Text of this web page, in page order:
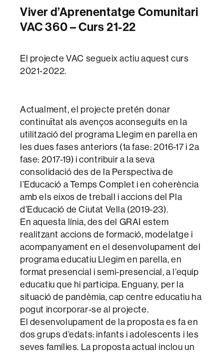
Viver d’Aprenentatge Comunitari
VAC 360 – Curs 21-22
El projecte VAC segueix actiu aquest curs
2021-2022.
Actualment, el projecte pretén donar
continuïtat als avenços aconseguits en la
utilització del programa Llegim en parella en
les dues fases anteriors (1a fase: 2016-17 i 2a
fase: 2017-19) i contribuir a la seva
consolidació des de la Perspectiva de
l’Educació a Temps Complet i en coherència
amb els eixos de treball i accions del Pla
d’Educació de Ciutat Vella (2019-23).
En aquesta línia, des del GRAI estem
realitzant accions de formació, modelatge i
acompanyament en el desenvolupament del
programa educatiu Llegim en parella, en
format presencial i semi-presencial, a l’equip
educatiu que hi participa. Enguany, per la
situació de pandèmia, cap centre educatiu ha
pogut incorporar-se al projecte.
El desenvolupament de la proposta es fa en
dos grups d’edats: infants i adolescents i les
seves famílies. La proposta actual inclou un